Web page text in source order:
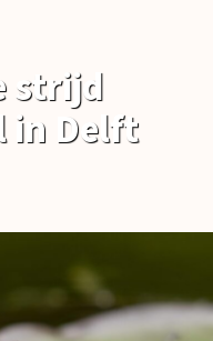
strijd
in Delft